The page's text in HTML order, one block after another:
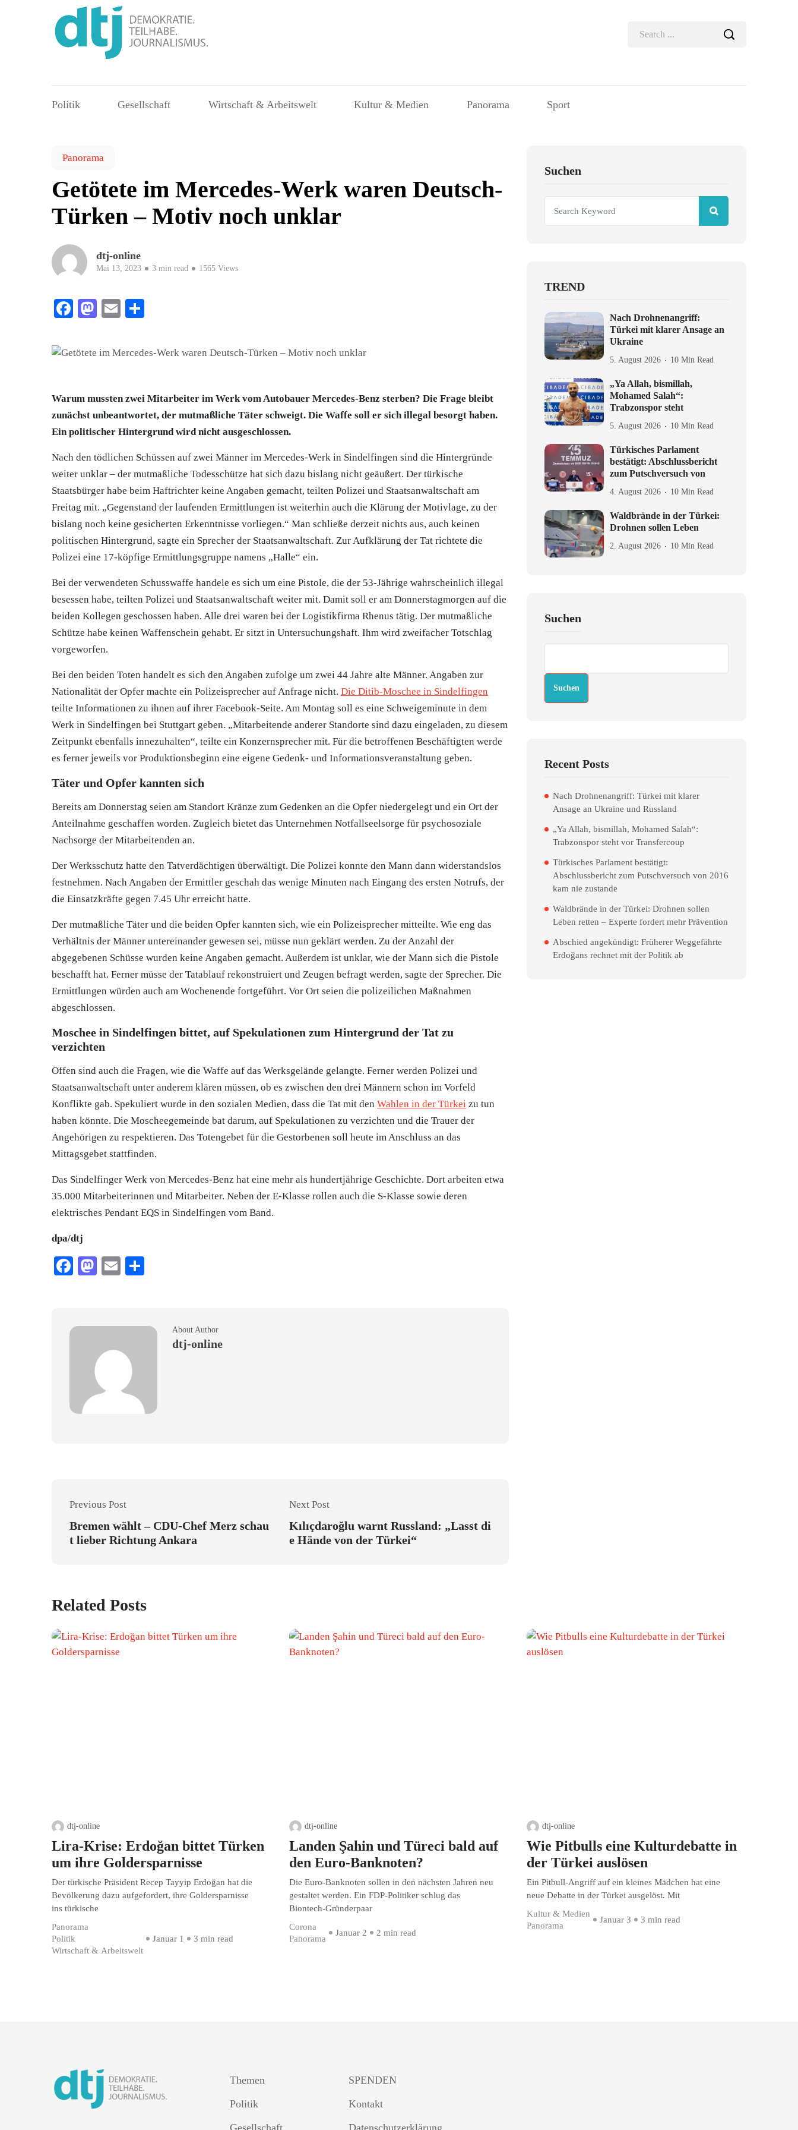
Politik Gesellschaft Wirtschaft & Arbeitswelt Kultur & Medien Panorama Sport
Panorama
Getötete im Mercedes-Werk waren Deutsch-
Türken – Motiv noch unklar
dtj-online
Mai 13, 2023 3 min read 1565 Views
Facebook
Mastodon
Email
Warum mussten zwei Mitarbeiter im Werk vom Autobauer Mercedes-Benz sterben? Die Frage bleibt
zunächst unbeantwortet, der mutmaßliche Täter schweigt. Die Waffe soll er sich illegal besorgt haben.
Ein politischer Hintergrund wird nicht ausgeschlossen.
Nach den tödlichen Schüssen auf zwei Männer im Mercedes-Werk in Sindelfingen sind die Hintergründe
weiter unklar – der mutmaßliche Todesschütze hat sich dazu bislang nicht geäußert. Der türkische
Staatsbürger habe beim Haftrichter keine Angaben gemacht, teilten Polizei und Staatsanwaltschaft am
Freitag mit. „Gegenstand der laufenden Ermittlungen ist weiterhin auch die Klärung der Motivlage, zu der
bislang noch keine gesicherten Erkenntnisse vorliegen.“ Man schließe derzeit nichts aus, auch keinen
politischen Hintergrund, sagte ein Sprecher der Staatsanwaltschaft. Zur Aufklärung der Tat richtete die
Polizei eine 17-köpfige Ermittlungsgruppe namens „Halle“ ein.
Bei der verwendeten Schusswaffe handele es sich um eine Pistole, die der 53-Jährige wahrscheinlich illegal
besessen habe, teilten Polizei und Staatsanwaltschaft weiter mit. Damit soll er am Donnerstagmorgen auf die
beiden Kollegen geschossen haben. Alle drei waren bei der Logistikfirma Rhenus tätig. Der mutmaßliche
Schütze habe keinen Waffenschein gehabt. Er sitzt in Untersuchungshaft. Ihm wird zweifacher Totschlag
vorgeworfen.
Bei den beiden Toten handelt es sich den Angaben zufolge um zwei 44 Jahre alte Männer. Angaben zur
Nationalität der Opfer machte ein Polizeisprecher auf Anfrage nicht. Die Ditib-Moschee in Sindelfingen
teilte Informationen zu ihnen auf ihrer Facebook-Seite. Am Montag soll es eine Schweigeminute in dem
Werk in Sindelfingen bei Stuttgart geben. „Mitarbeitende anderer Standorte sind dazu eingeladen, zu diesem
Zeitpunkt ebenfalls innezuhalten“, teilte ein Konzernsprecher mit. Für die betroffenen Beschäftigten werde
es ferner jeweils vor Produktionsbeginn eine eigene Gedenk- und Informationsveranstaltung geben.
Täter und Opfer kannten sich
Bereits am Donnerstag seien am Standort Kränze zum Gedenken an die Opfer niedergelegt und ein Ort der
Anteilnahme geschaffen worden. Zugleich bietet das Unternehmen Notfallseelsorge für psychosoziale
Nachsorge der Mitarbeitenden an.
Der Werksschutz hatte den Tatverdächtigen überwältigt. Die Polizei konnte den Mann dann widerstandslos
festnehmen. Nach Angaben der Ermittler geschah das wenige Minuten nach Eingang des ersten Notrufs, der
die Einsatzkräfte gegen 7.45 Uhr erreicht hatte.
Der mutmaßliche Täter und die beiden Opfer kannten sich, wie ein Polizeisprecher mitteilte. Wie eng das
Verhältnis der Männer untereinander gewesen sei, müsse nun geklärt werden. Zu der Anzahl der
abgegebenen Schüsse wurden keine Angaben gemacht. Außerdem ist unklar, wie der Mann sich die Pistole
beschafft hat. Ferner müsse der Tatablauf rekonstruiert und Zeugen befragt werden, sagte der Sprecher. Die
Ermittlungen würden auch am Wochenende fortgeführt. Vor Ort seien die polizeilichen Maßnahmen
abgeschlossen.
Moschee in Sindelfingen bittet, auf Spekulationen zum Hintergrund der Tat zu
verzichten
Offen sind auch die Fragen, wie die Waffe auf das Werksgelände gelangte. Ferner werden Polizei und
Staatsanwaltschaft unter anderem klären müssen, ob es zwischen den drei Männern schon im Vorfeld
Konflikte gab. Spekuliert wurde in den sozialen Medien, dass die Tat mit den Wahlen in der Türkei zu tun
haben könnte. Die Moscheegemeinde bat darum, auf Spekulationen zu verzichten und die Trauer der
Angehörigen zu respektieren. Das Totengebet für die Gestorbenen soll heute im Anschluss an das
Mittagsgebet stattfinden.
Das Sindelfinger Werk von Mercedes-Benz hat eine mehr als hundertjährige Geschichte. Dort arbeiten etwa
35.000 Mitarbeiterinnen und Mitarbeiter. Neben der E-Klasse rollen auch die S-Klasse sowie deren
elektrisches Pendant EQS in Sindelfingen vom Band.
dpa/dtj
Facebook
Mastodon
Email
About Author
dtj-online
Previous Post
Bremen wählt – CDU-Chef Merz schau
t lieber Richtung Ankara
Next Post
Kılıçdaroğlu warnt Russland: „Lasst di
e Hände von der Türkei“
Suchen
TREND
Nach Drohnenangriff:
Türkei mit klarer Ansage an
Ukraine
5. August 2026 10 Min Read
„Ya Allah, bismillah,
Mohamed Salah“:
Trabzonspor steht
5. August 2026 10 Min Read
Türkisches Parlament
bestätigt: Abschlussbericht
zum Putschversuch von
4. August 2026 10 Min Read
Waldbrände in der Türkei:
Drohnen sollen Leben
2. August 2026 10 Min Read
Suchen
Suchen
Recent Posts
Nach Drohnenangriff: Türkei mit klarer
Ansage an Ukraine und Russland
„Ya Allah, bismillah, Mohamed Salah“:
Trabzonspor steht vor Transfercoup
Türkisches Parlament bestätigt:
Abschlussbericht zum Putschversuch von 2016
kam nie zustande
Waldbrände in der Türkei: Drohnen sollen
Leben retten – Experte fordert mehr Prävention
Abschied angekündigt: Früherer Weggefährte
Erdoğans rechnet mit der Politik ab
Related Posts
dtj-online
Lira-Krise: Erdoğan bittet Türken
um ihre Goldersparnisse
Der türkische Präsident Recep Tayyip Erdoğan hat die
Bevölkerung dazu aufgefordert, ihre Goldersparnisse
ins türkische
Panorama
Politik
Wirtschaft & Arbeitswelt
Januar 1 3 min read
dtj-online
Landen Şahin und Türeci bald auf
den Euro-Banknoten?
Die Euro-Banknoten sollen in den nächsten Jahren neu
gestaltet werden. Ein FDP-Politiker schlug das
Biontech-Gründerpaar
Corona
Panorama
Januar 2 2 min read
dtj-online
Wie Pitbulls eine Kulturdebatte in
der Türkei auslösen
Ein Pitbull-Angriff auf ein kleines Mädchen hat eine
neue Debatte in der Türkei ausgelöst. Mit
Kultur & Medien
Panorama
Januar 3 3 min read
Themen
Politik
SPENDEN
Kontakt